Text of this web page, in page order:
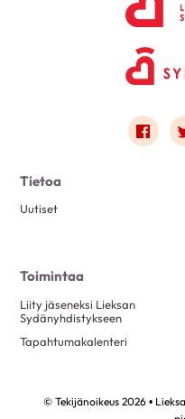
Link
Tietoa
Uutiset
Toimintaa
Liity jäseneksi Lieksan
Sydänyhdistykseen
Tapahtumakalenteri
© Tekijänoikeus 2026 •